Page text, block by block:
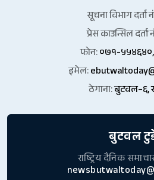
सूचना विभाग दर्ता
प्रेस काउन्सिल दर्ता
फोन:०७१-
इमेल:
ठेगाना:बुटवल–६,
बुटवल
राष्ट्रिय दैनिक